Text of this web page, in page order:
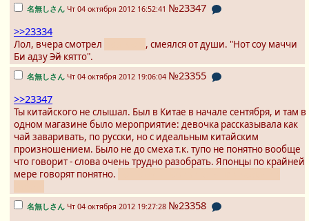
名無しさん Чт 04 октября 2012 16:52:41 №23347
>>23334
Лол, вчера смотрел
, смеялся от души. "Нот соу маччи
Би адзуЭй кятто".
名無しさん Чт 04 октября 2012 19:06:04 №23355
>>23347
Ты китайского не слышал. Был в Китае в начале сентября, и там в
одном магазине было мероприятие: девочка рассказывала как
чай заваривать, по русски, но с идеальным китайским
произношением. Было не до смеха т.к. тупо не понятно вообще
что говорит - слова очень трудно разобрать. Японцы по крайней
мере говорят понятно.
名無しさん Чт 04 октября 2012 19:27:28 №23358